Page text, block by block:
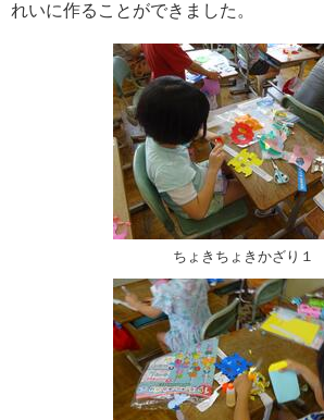
れいに作ることができました。
ちょきちょきかざり１